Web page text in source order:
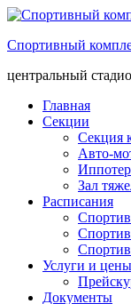
Спортивный
центральный
Главная
Секции
Секция
Авто-
Зал
Расписания
Услуги и цены
Документы